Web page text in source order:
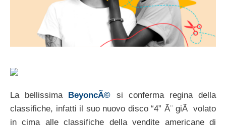
La bellissima BeyoncÃ© si conferma regina della
classifiche, infatti il suo nuovo disco “4” Ã¨ giÃ volato
in cima alle classifiche della vendite americane di